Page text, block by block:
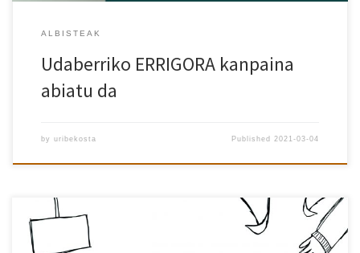
ALBISTEAK
Udaberriko ERRIGORA kanpaina
abiatu da
by uribekosta Published 2021-03-04